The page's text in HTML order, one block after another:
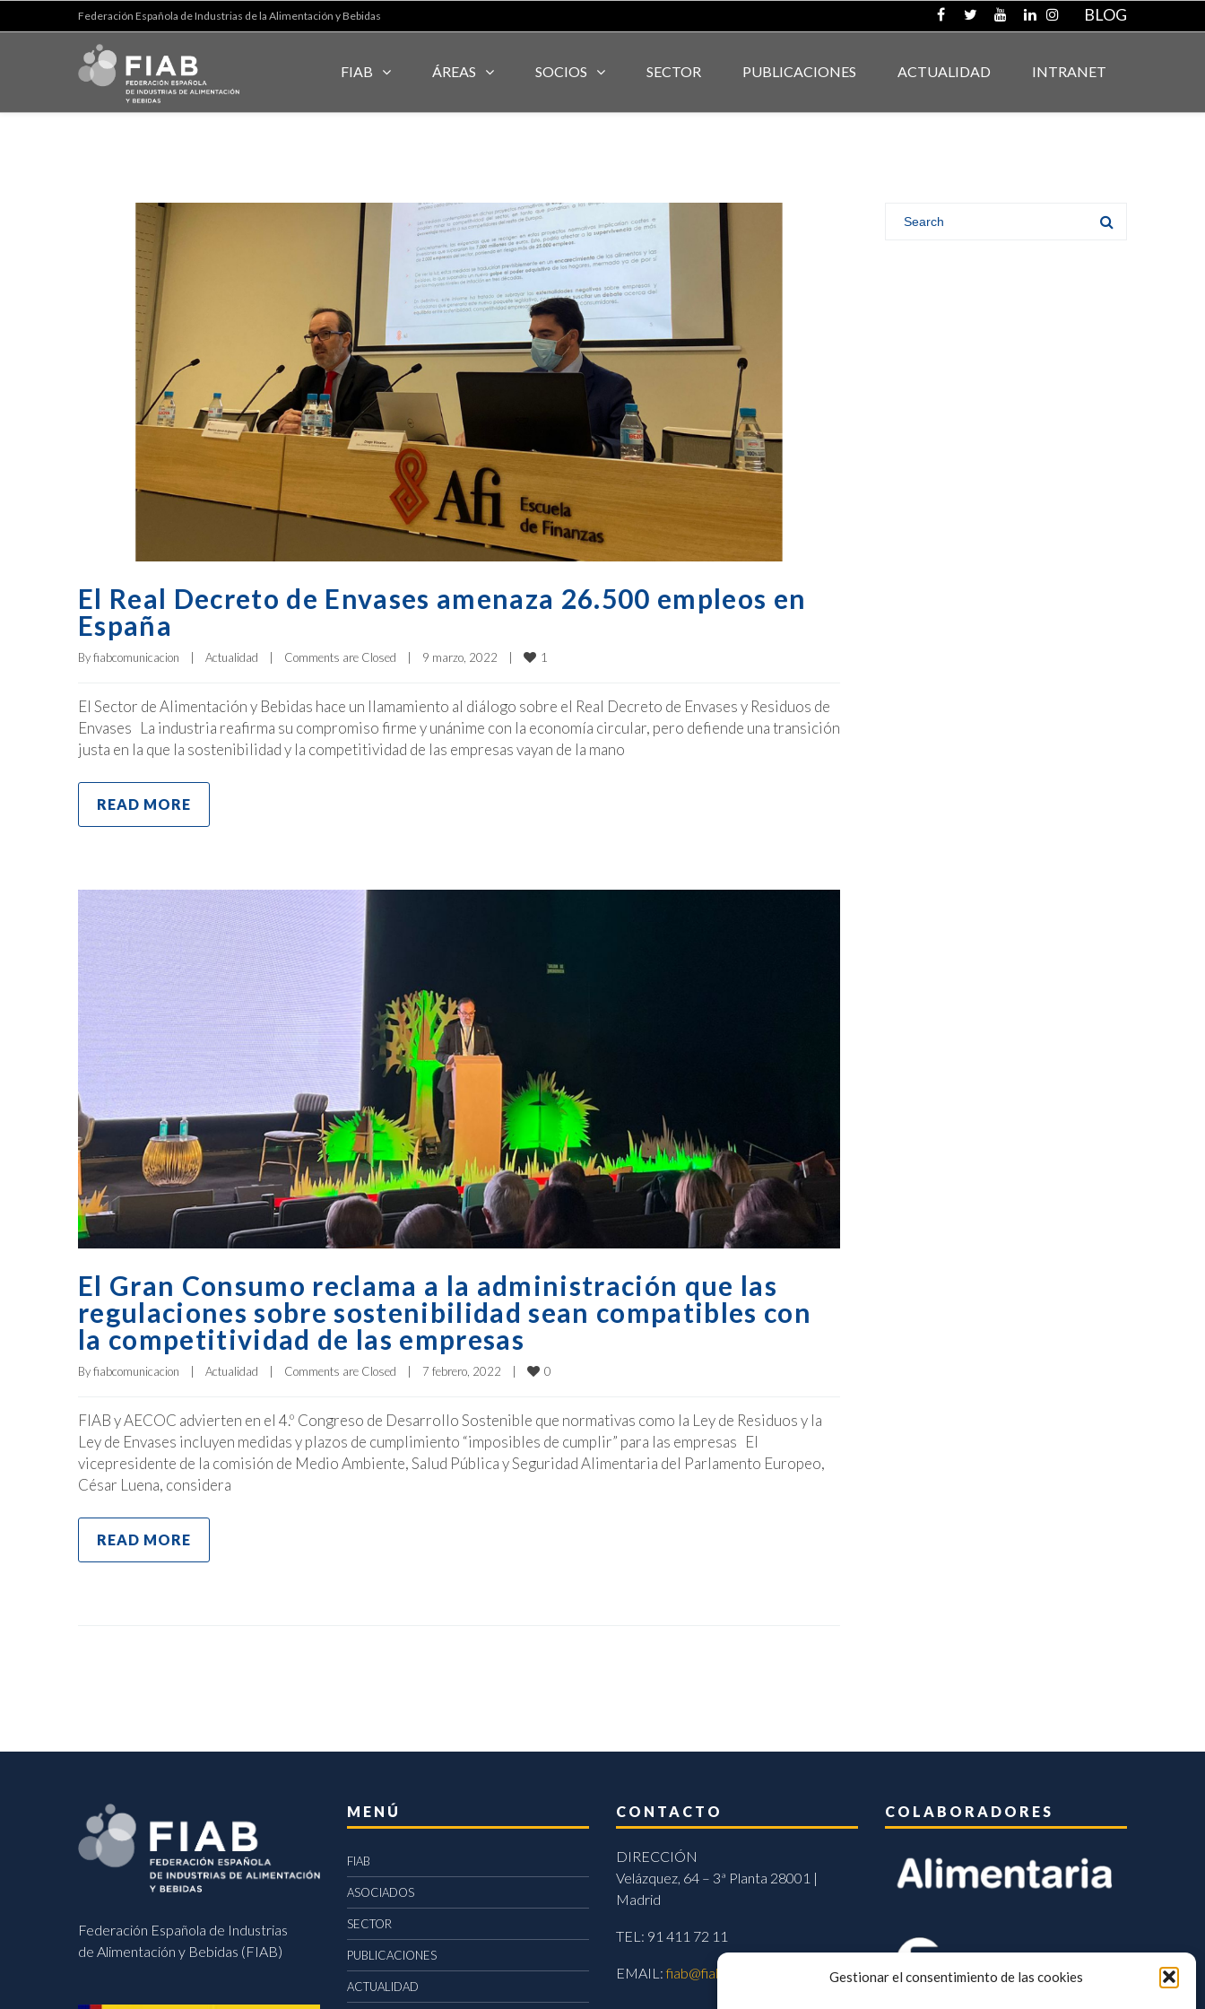
Gestionar el consentimiento de las cookies
Federación Española de Industrias de la Alimentación y Bebidas BLOG
FIAB ÁREAS SOCIOS SECTOR PUBLICACIONES ACTUALIDAD INTRANET
El Real Decreto de Envases amenaza 26.500 empleos en
España
By fiabcomunicacion Actualidad Comments are Closed 9 marzo, 2022 1
El Sector de Alimentación y Bebidas hace un llamamiento al diálogo sobre el Real Decreto de Envases y Residuos de
Envases La industria reafirma su compromiso firme y unánime con la economía circular, pero defiende una transición
justa en la que la sostenibilidad y la competitividad de las empresas vayan de la mano
READ MORE
El Gran Consumo reclama a la administración que las
regulaciones sobre sostenibilidad sean compatibles con
la competitividad de las empresas
By fiabcomunicacion Actualidad Comments are Closed 7 febrero, 2022 0
FIAB y AECOC advierten en el 4.º Congreso de Desarrollo Sostenible que normativas como la Ley de Residuos y la
Ley de Envases incluyen medidas y plazos de cumplimiento “imposibles de cumplir” para las empresas El
vicepresidente de la comisión de Medio Ambiente, Salud Pública y Seguridad Alimentaria del Parlamento Europeo,
César Luena, considera
READ MORE
Federación Española de Industrias
de Alimentación y Bebidas (FIAB)
MENÚ
FIAB
ASOCIADOS
SECTOR
PUBLICACIONES
ACTUALIDAD
CONTACTO
DIRECCIÓN
Velázquez, 64 – 3ª Planta 28001 |
Madrid
TEL: 91 411 72 11
EMAIL:fiab@fiab.es
COLABORADORES